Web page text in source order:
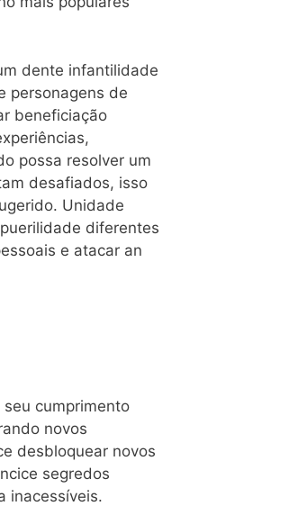
dente infantilidade
personagens de
beneficiação
possa resolver um
desafiados, isso
Unidade
diferentes
e atacar an
cumprimento
novos
desbloquear novos
segredos
inacessíveis.